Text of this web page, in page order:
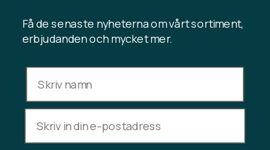
INFORMATION
Integritetspolicy
Få de senaste nyheterna om vårt sortiment,
erbjudanden och mycket mer.